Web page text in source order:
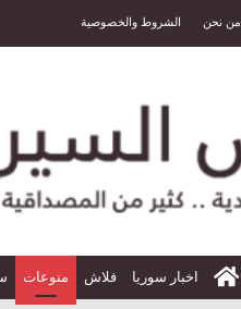
من نحن الشروط والخصوصية
الرئيسية
اخبار سوريا فلاش منوعات